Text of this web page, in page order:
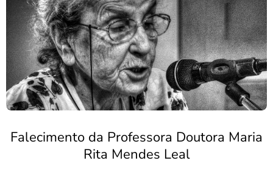
Falecimento da Professora Doutora Maria
Rita Mendes Leal